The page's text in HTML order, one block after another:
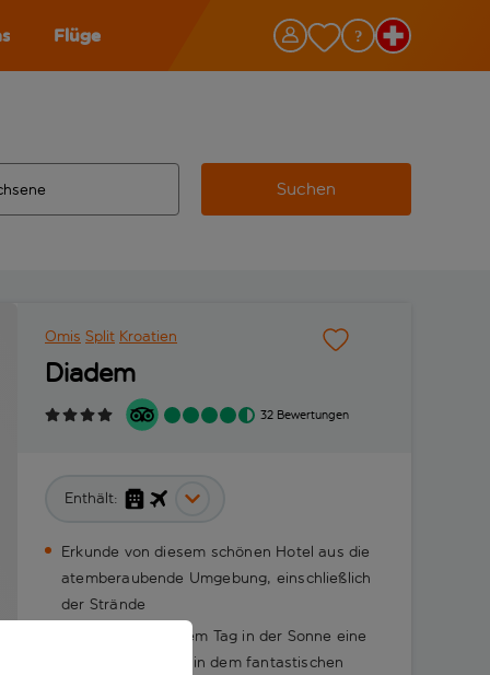
Flüge
Suchen
Omis Split Kroatien
Diadem
32 Bewertungen
Enthält:
Erkunde von diesem schönen Hotel aus die
atemberaubende Umgebung, einschließlich
der Strände
Genieße nach einem Tag in der Sonne eine
köstliche Mahlzeit in dem fantastischen